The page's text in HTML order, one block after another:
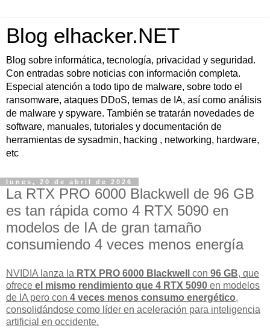
Blog elhacker.NET
Blog sobre informática, tecnología, privacidad y seguridad.
Con entradas sobre noticias con información completa.
Especial atención a todo tipo de malware, sobre todo el
ransomware, ataques DDoS, temas de IA, así como análisis
de malware y spyware. También se tratarán novedades de
software, manuales, tutoriales y documentación de
herramientas de sysadmin, hacking , networking, hardware,
etc
lunes, 20 de abril de 2026
La RTX PRO 6000 Blackwell de 96 GB
es tan rápida como 4 RTX 5090 en
modelos de IA de gran tamaño
consumiendo 4 veces menos energía
NVIDIA lanza la RTX PRO 6000 Blackwell con 96 GB, que
ofrece el mismo rendimiento que 4 RTX 5090 en modelos
de IA pero con 4 veces menos consumo energético,
consolidándose como líder en aceleración para inteligencia
artificial en occidente.